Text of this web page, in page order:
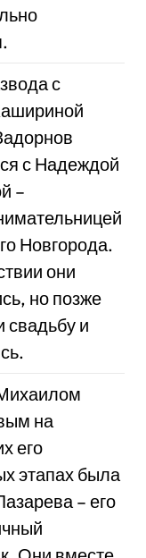
с
с Надеждой
–
Новгорода.
они
но позже
свадьбу и
на
его
этапах была
– его